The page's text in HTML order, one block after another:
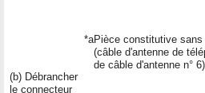
(b) Débrancher
le connecteur
*aPièce constitutive
(câble d'antenne de
de câble d'antenne n°